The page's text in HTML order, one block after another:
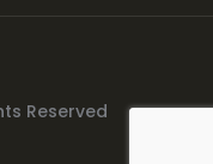
Reserved